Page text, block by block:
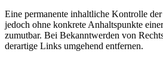
Eine permanente inhaltliche Kontrolle
jedoch ohne konkrete Anhaltspunkte
zumutbar. Bei Bekanntwerden von
derartige Links umgehend entfernen.